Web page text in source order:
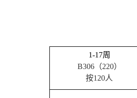
1-17周
B306（220）
按120人